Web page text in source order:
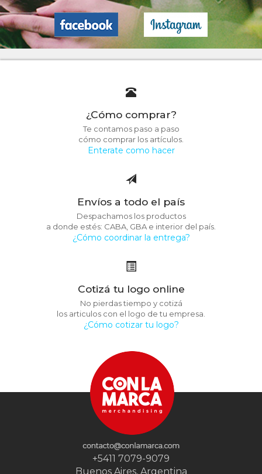
¿Cómo comprar?
Te contamos paso a paso
cómo comprar los artículos.
Enterate como hacer
Envíos a todo el país
Despachamos los productos
a donde estés: CABA, GBA e interior del país.
¿Cómo coordinar la entrega?
Cotizá tu logo online
No pierdas tiempo y cotizá
los articulos con el logo de tu empresa.
¿Cómo cotizar tu logo?
+5411 7079-9079
Buenos Aires, Argentina